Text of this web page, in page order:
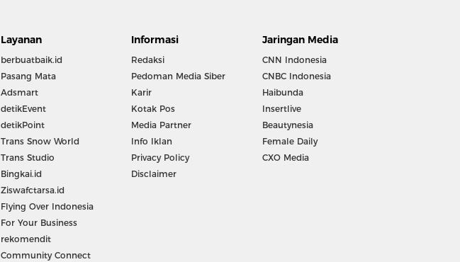
Layanan
berbuatbaik.id
Pasang Mata
Adsmart
detikEvent
detikPoint
Trans Snow World
Trans Studio
Bingkai.id
Ziswafctarsa.id
Flying Over Indonesia
For Your Business
rekomendit
Community Connect
Informasi
Redaksi
Pedoman Media Siber
Karir
Kotak Pos
Media Partner
Info Iklan
Privacy Policy
Disclaimer
Jaringan Media
CNN Indonesia
CNBC Indonesia
Haibunda
Insertlive
Beautynesia
Female Daily
CXO Media